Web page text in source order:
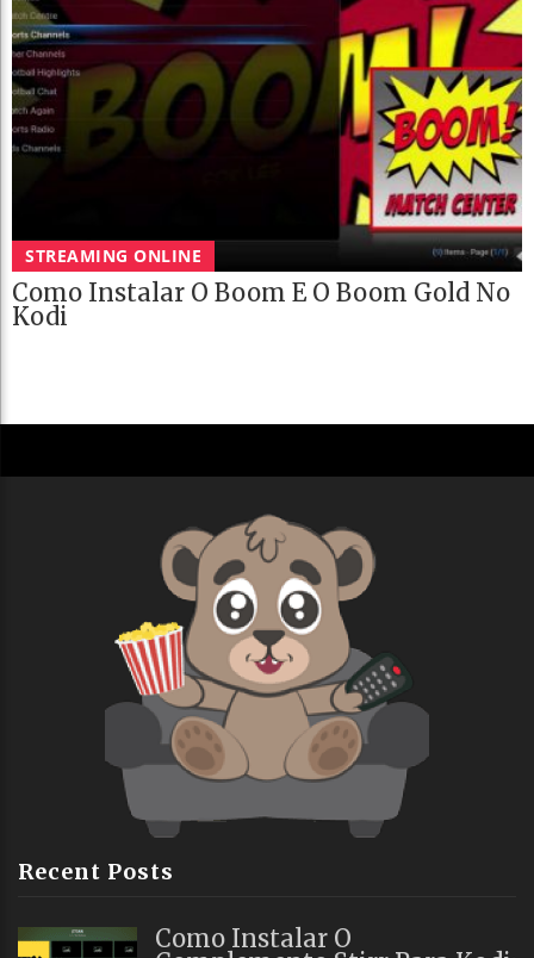
STREAMING ONLINE
Como Instalar O Boom E O Boom Gold No
Kodi
Recent Posts
Como Instalar O